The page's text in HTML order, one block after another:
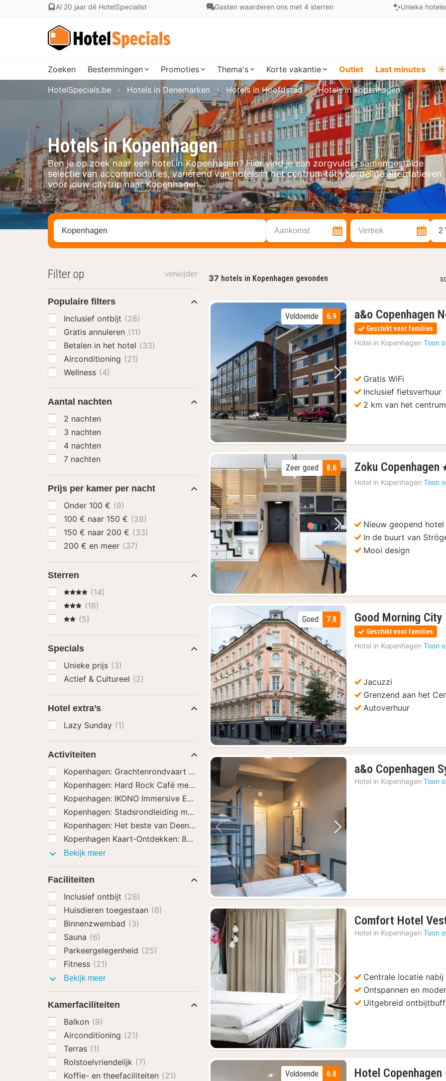
Al 20 jaar dé HotelSpecialist Gasten waarderen ons met 4 sterren Unieke
Zoeken Bestemmingen Promoties Thema's Korte vakantie Outlet Last minutes ☀️
Hotels in Kopenhagen
Ben je op zoek naar een hotel in Kopenhagen? Hier vind je een zorgvuldig samengestelde
selectie van accommodaties, variërend van hotels in het centrum tot voordelige alternatieven
voor jouw citytrip naar Kopenhagen.
HotelSpecials.be Hotels in Denemarken Hotels in Hoofdstad Hotels in Kopenhagen
Zoek op hotel, regio of stad Aankomst Vertrek 2
37 hotels in Kopenhagen gevonden
Vorige foto Volgende foto
6.9
Voldoende a&o Copenhagen
Geschikt voor families
Hotel in Kopenhagen Toon
Gratis WiFi
Inclusief fietsverhuur
2 km van het
Vorige foto Volgende foto
8.6
Zeer goed Zoku Copenhagen ,
Hotel in Kopenhagen Toon
Nieuw geopend hotel
In de buurt van
Mooi design
Vorige foto Volgende foto
7.8
Goed Good Morning
Geschikt voor families
Hotel in Kopenhagen Toon
Jacuzzi
Grenzend aan het
Autoverhuur
Vorige foto Volgende foto
a&o Copenhagen
Hotel in Kopenhagen Toon
Vorige foto Volgende foto
Comfort Hotel
Hotel in Kopenhagen Toon
Centrale locatie
Ontspannen en
Uitgebreid
6.0
Voldoende Hotel Copenhagen
Filter op verwijder
Populaire filters
Inclusief ontbijt (28)
Gratis annuleren (11)
Betalen in het hotel (33)
Airconditioning (21)
Wellness (4)
Aantal nachten
2 nachten
3 nachten
4 nachten
7 nachten
Prijs per kamer per nacht
Onder 100 € (9)
100 € naar 150 € (28)
150 € naar 200 € (33)
200 € en meer (37)
Sterren
4 Sterren(14)
3 Sterren
(18)
2 Sterren
(5)
Specials
Unieke prijs (3)
Actief & Cultureel (2)
Hotel extra’s
Lazy Sunday (1)
Activiteiten
Kopenhagen: Grachtenrondvaart met gids
(23)
Kopenhagen: Hard Rock Café met een vast menu voor lunch of diner
Kopenhagen: IKONO Immersive Experience Toegangsbewijs(15)
Kopenhagen: Stadsrondleiding met gids(15)
Kopenhagen: Het beste van Deens gebak proeverij
Kopenhagen Kaart-Ontdekken: 80+ Attracties & Openbaar Vervoer
Bekijk meerActiviteiten
Faciliteiten
Inclusief ontbijt (28)
Huisdieren toegestaan (8)
Binnenzwembad (3)
Sauna (6)
Parkeergelegenheid (25)
Fitness (21)
Bekijk meerFaciliteiten
Kamerfaciliteiten
Balkon (9)
Airconditioning (21)
Terras (1)
Rolstoelvriendelijk (7)
Koffie- en theefaciliteiten (21)